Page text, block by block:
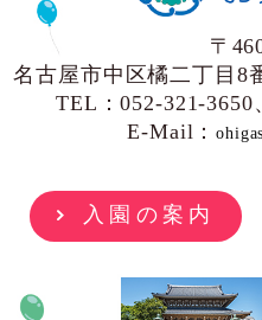
〒
名古屋市中区橘二丁目8
TEL：052-321-3650
E-Mail：
入園の案内